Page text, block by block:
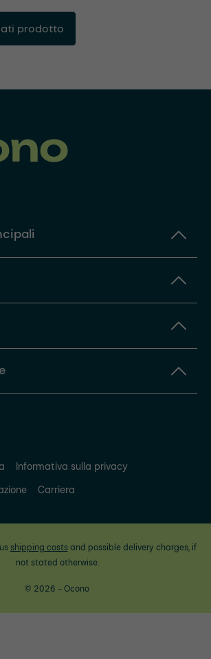
prodotto
Informativa sulla privacy
Carriera
shipping costsand possible delivery charges, if
not stated otherwise.
© 2026 - Ocono